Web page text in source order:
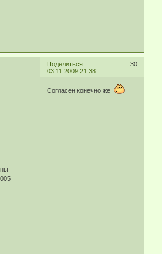
Поделиться
30
03.11.2009 21:38
Согласен конечно же